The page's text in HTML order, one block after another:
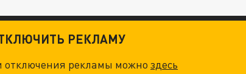
РЕКЛАМУ
отключения рекламы можноздесь